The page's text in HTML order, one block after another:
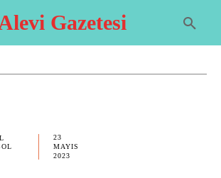
Gazetesi
23
MAYIS
2023